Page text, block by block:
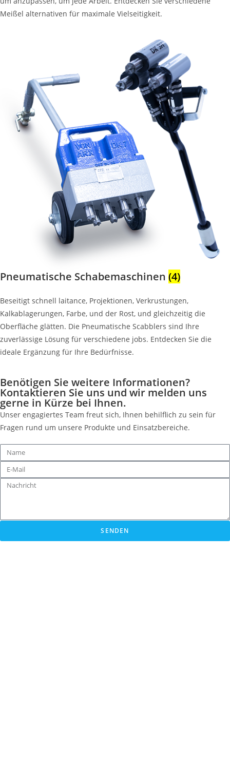
Meißel alternativen für maximale Vielseitigkeit.
Pneumatische Schabemaschinen (4)
Beseitigt schnell laitance, Projektionen, Verkrustungen,
Kalkablagerungen, Farbe, und der Rost, und gleichzeitig die
Oberfläche glätten. Die Pneumatische Scabblers sind Ihre
zuverlässige Lösung für verschiedene jobs. Entdecken Sie die
ideale Ergänzung für Ihre Bedürfnisse.
Benötigen Sie weitere Informationen?
Kontaktieren Sie uns und wir melden uns
gerne in Kürze bei Ihnen.
Unser engagiertes Team freut sich, Ihnen behilflich zu sein für
Fragen rund um unsere Produkte und Einsatzbereiche.
SENDEN